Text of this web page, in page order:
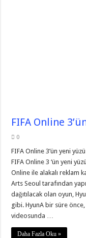
FIFA Online
0
FIFA Online 3’ün yeni
FIFA Online 3 ‘ün yeni
Online ile alakalı reklam
Arts Seoul tarafından
dağıtılacak olan oyun,
gibi. HyunA bir süre önce,
videosunda …
Daha Fazla Oku »